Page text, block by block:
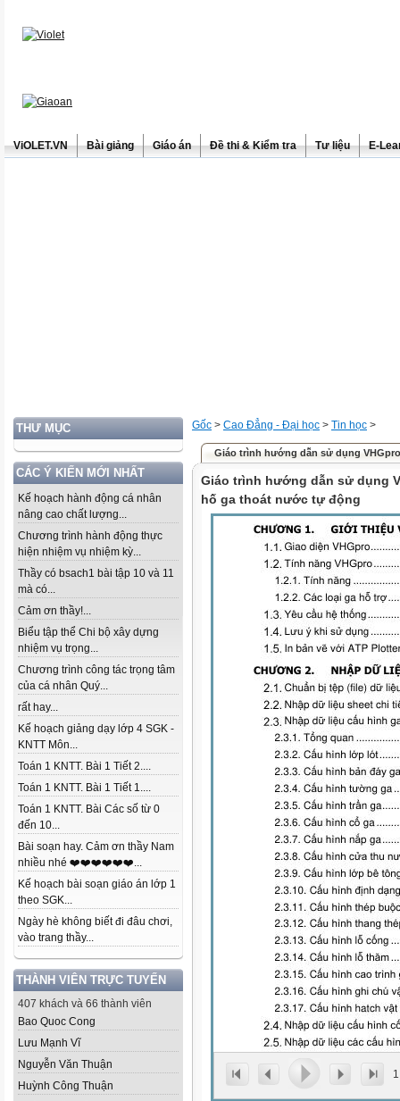
ViOLET.VN Bài giảng Giáo án Đề thi & Kiểm tra Tư liệu E-
THƯ MỤC
CÁC Ý KIẾN MỚI NHẤT
Kế hoạch hành động cá nhân
nâng cao chất lượng...
Chương trình hành động thực
hiện nhiệm vụ nhiệm kỳ...
Thầy có bsach1 bài tập 10 và 11
mà có...
Cảm ơn thầy!...
Biểu tập thể Chi bộ xây dựng
nhiệm vụ trọng...
Chương trình công tác trọng tâm
của cá nhân Quý...
rất hay...
Kế hoạch giảng dạy lớp 4 SGK -
KNTT Môn...
Toán 1 KNTT. Bài 1 Tiết 2....
Toán 1 KNTT. Bài 1 Tiết 1....
Toán 1 KNTT. Bài Các số từ 0
đến 10...
Bài soạn hay. Cảm ơn thầy Nam
nhiều nhé ❤️❤️❤️❤️❤️❤️...
Kế hoạch bài soạn giáo án lớp 1
theo SGK...
Ngày hè không biết đi đâu chơi,
vào trang thầy...
THÀNH VIÊN TRỰC TUYẾN
407 khách và 66 thành viên
Bao Quoc Cong
Lưu Mạnh Vĩ
Nguyễn Văn Thuận
Huỳnh Công Thuận
Gốc > Cao Đẳng - Đại học > Tin học >
Giáo trình hướng dẫn sử dụng
Giáo trình hướng dẫn sử dụng
hố ga thoát nước tự động
1